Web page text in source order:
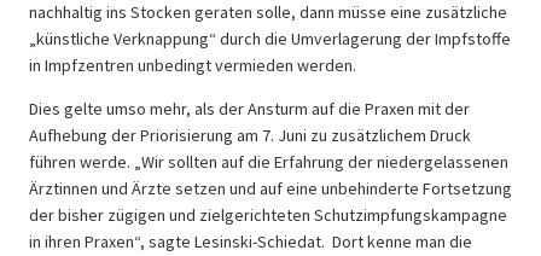
nachhaltig ins Stocken geraten solle, dann müsse eine zusätzliche
„künstliche Verknappung“ durch die Umverlagerung der Impfstoffe
in Impfzentren unbedingt vermieden werden.
Dies gelte umso mehr, als der Ansturm auf die Praxen mit der
Aufhebung der Priorisierung am 7. Juni zu zusätzlichem Druck
führen werde. „Wir sollten auf die Erfahrung der niedergelassenen
Ärztinnen und Ärzte setzen und auf eine unbehinderte Fortsetzung
der bisher zügigen und zielgerichteten Schutzimpfungskampagne
in ihren Praxen“, sagte Lesinski-Schiedat. Dort kenne man die